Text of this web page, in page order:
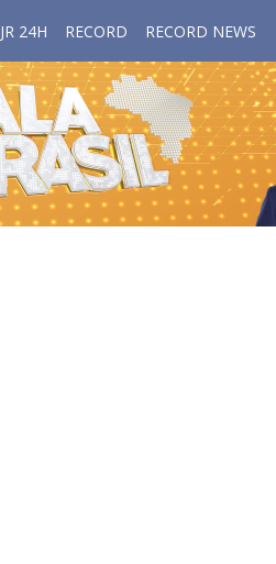
JR 24H RECORD RECORD NEWS